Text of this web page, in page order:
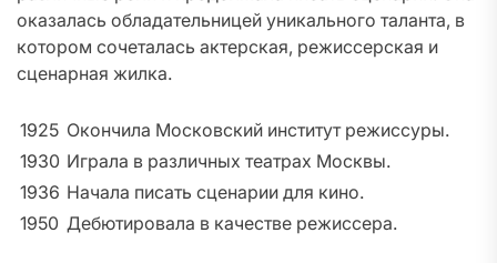
оказалась обладательницей уникального таланта, в
котором сочеталась актерская, режиссерская и
сценарная жилка.
1925 Окончила Московский институт режиссуры.
1930 Играла в различных театрах Москвы.
1936 Начала писать сценарии для кино.
1950 Дебютировала в качестве режиссера.